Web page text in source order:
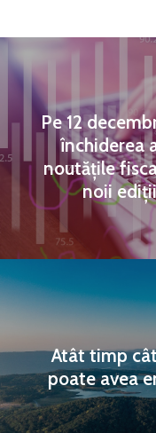
Pe 12
închiderea
noutățile
noii
Atât timp
poate avea